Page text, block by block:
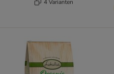
4 Varianten